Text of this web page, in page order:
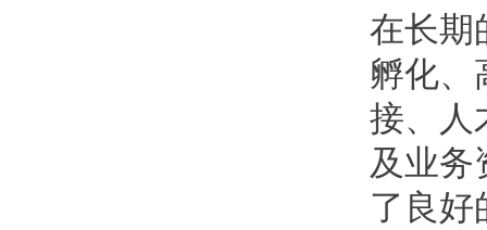
在长期
孵化
接、人
及业
了良好